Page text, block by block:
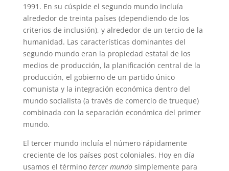
1991. En su cúspide el segundo mundo incluía
alrededor de treinta países (dependiendo de los
criterios de inclusión), y alrededor de un tercio de la
humanidad. Las características dominantes del
segundo mundo eran la propiedad estatal de los
medios de producción, la planificación central de la
producción, el gobierno de un partido único
comunista y la integración económica dentro del
mundo socialista (a través de comercio de trueque)
combinada con la separación económica del primer
mundo.
El tercer mundo incluía el número rápidamente
creciente de los países post coloniales. Hoy en día
usamos el término tercer mundosimplemente para